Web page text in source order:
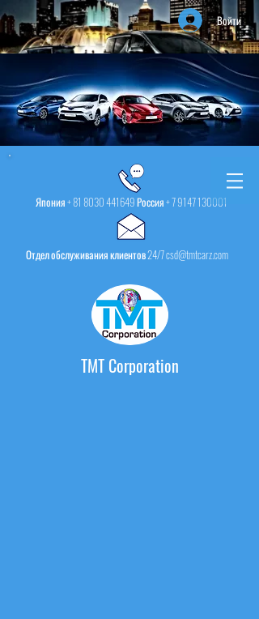
Войти
Япония +81 8030 441649Россия +7 9147 130001
Отдел обслуживания клиентов 24/7 csd@tmtcarz.com
TMT Corporation